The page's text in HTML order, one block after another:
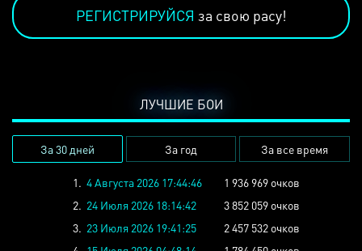
РЕГИСТРИРУЙСЯ за свою расу!
ЛУЧШИЕ БОИ
За 30 дней За год За все время
1. 4 Августа 2026 17:44:46
1 936 969 очков
2. 24 Июля 2026 18:14:42
3 852 059 очков
3. 23 Июля 2026 19:41:25
2 457 532 очков